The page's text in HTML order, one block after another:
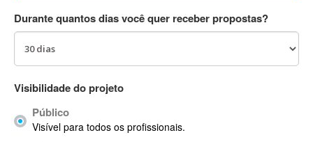
ACARS
AccountMate
Acrobat
Acrobat X
Durante quantos dias você quer receber propostas?
Visibilidade do projeto
Público
Visível para todos os profissionais.